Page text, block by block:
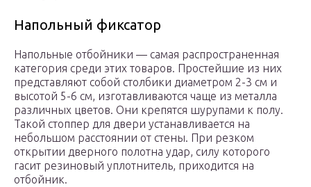
Напольный фиксатор
Напольные отбойники — самая распространенная
категория среди этих товаров. Простейшие из них
представляют собой столбики диаметром 2-3 см и
высотой 5-6 см, изготавливаются чаще из металла
различных цветов. Они крепятся шурупами к полу.
Такой стоппер для двери устанавливается на
небольшом расстоянии от стены. При резком
открытии дверного полотна удар, силу которого
гасит резиновый уплотнитель, приходится на
отбойник.